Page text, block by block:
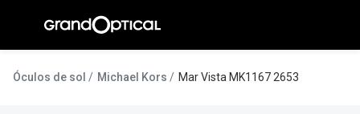
conteúdo
Óculos de sol Michael Kors Mar Vista MK1167 2653